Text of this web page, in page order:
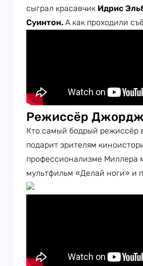
сыграл красавчик Идрис
Суинтон. А как проходили
Режиссёр Джордж
Кто самый бодрый режиссёр
подарит зрителям
профессионализме Миллера
мультфильм «Делай ноги» и